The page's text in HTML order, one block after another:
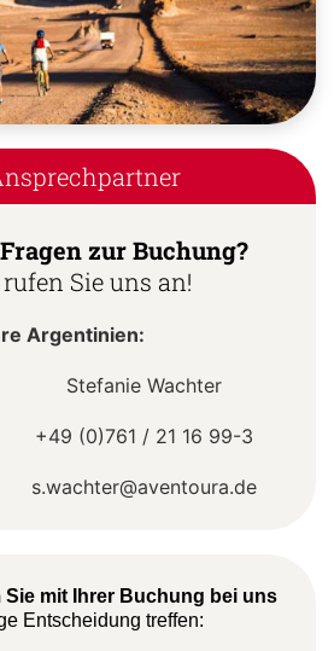
zur Buchung?
Sie uns an!
Argentinien:
Stefanie Wachter
+49 (0)761 / 21 16 99-3
s.wachter@aventoura.de
Sie mit Ihrer Buchung bei uns
Entscheidung treffen: